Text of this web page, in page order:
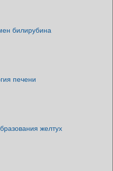
билирубина
печени
желтух